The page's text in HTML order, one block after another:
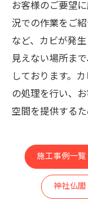
お客様のご要望
況での作業をご
など、カビが発
見えない場所ま
しております。
の処理を行い、
空間を提供する
施工事例一覧
神社仏閣